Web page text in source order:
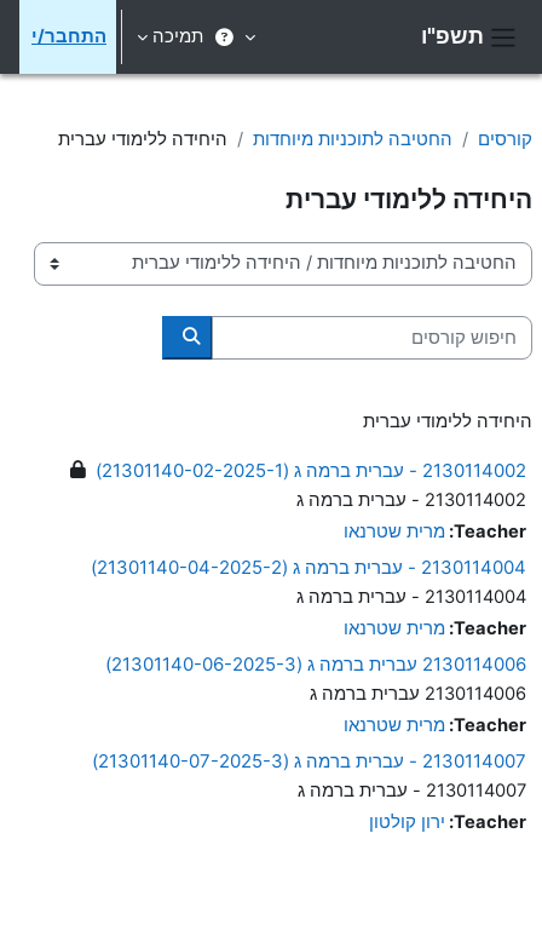
תשפ"ו תמיכה התחבר/י
קורסים החטיבה לתוכניות מיוחדות היחידה ללימודי עברית
היחידה ללימודי עברית
קטגוריות קורסים
חיפוש קורסים
חיפוש קורסים
היחידה ללימודי עברית
2130114002 - עברית ברמה ג (21301140-02-2025-1)
2130114002 - עברית ברמה ג
Teacher: מרית שטרנאו
2130114004 - עברית ברמה ג (21301140-04-2025-2)
2130114004 - עברית ברמה ג
Teacher: מרית שטרנאו
2130114006 עברית ברמה ג (21301140-06-2025-3)
2130114006 עברית ברמה ג
Teacher: מרית שטרנאו
2130114007 - עברית ברמה ג (21301140-07-2025-3)
2130114007 - עברית ברמה ג
Teacher: ירון קולטון